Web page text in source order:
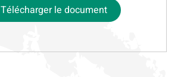
Télécharger le document